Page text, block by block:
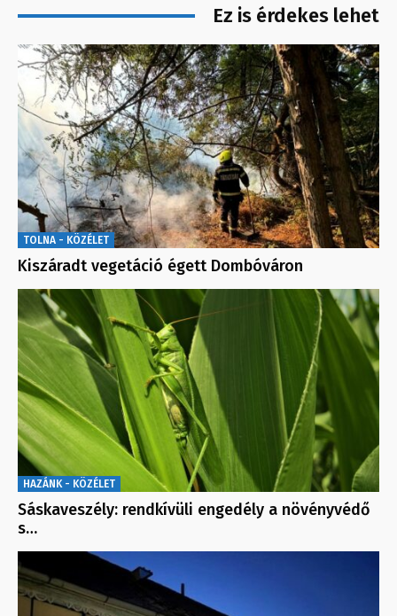
Ez is érdekes lehet
TOLNA - KÖZÉLET
Kiszáradt vegetáció égett Dombóváron
HAZÁNK - KÖZÉLET
Sáskaveszély: rendkívüli engedély a növényvédő
s…